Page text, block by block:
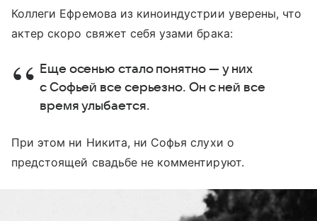
Коллеги Ефремова из киноиндустрии уверены, что
актер скоро свяжет себя узами брака:
Еще осенью стало понятно — у них
с Софьей все серьезно. Он с ней все
время улыбается.
При этом ни Никита, ни Софья слухи о
предстоящей свадьбе не комментируют.